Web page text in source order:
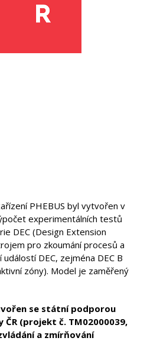
PHEBUS byl vytvořen v
experimentálních testů
DEC (Design Extension
pro zkoumání procesů a
DEC, zejména DEC B
zóny). Model je zaměřený
se státní podporou
(projekt č. TM02000039,
a zmírňování